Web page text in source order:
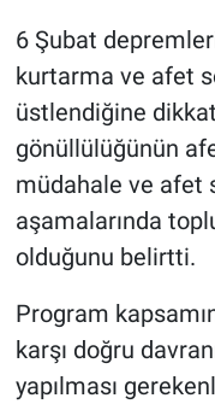
6 Şubat
kurtarma ve afet
üstlendiğine
gönüllülüğünün
müdahale ve afet
aşamalarında
olduğunu belirtti.
Program
karşı doğru
yapılması